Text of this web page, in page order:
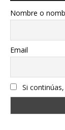
Nombre o
Email
Si